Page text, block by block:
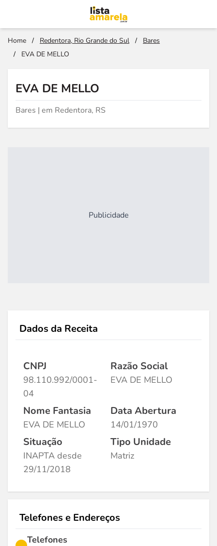
Home / Redentora, Rio Grande do Sul /
Bares
/
EVA DE MELLO
EVA DE MELLO
Bares | em Redentora, RS
Publicidade
Dados da Receita
CNPJ
98.110.992/0001-
04
Razão Social
EVA DE MELLO
Nome Fantasia
EVA DE MELLO
Data Abertura
14/01/1970
Situação
INAPTA desde
29/11/2018
Tipo Unidade
Matriz
Telefones e Endereços
Telefones